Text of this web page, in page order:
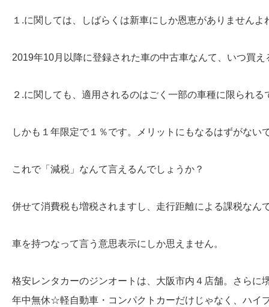
１.に関しては、しばらくは新車にしか恩恵がありませんよ
2019年10月以降に登録された車の中古車なんて、いつ買
２.に関しても、適用されるのはごく一部の車種に限られる
しかも１年限定で１％です。メリットにもなるはずがない
これで「減税」なんて言えるんでしょうか？
併せて消費税も増税されますし、走行距離による課税なん
車を持つなって言う意思表示にしか思えません。
格安レンタカーのジンオートは、大阪市内４店舗。さらに
年中無休☆軽自動車・コンパクトカーだけじゃなく、ハイ